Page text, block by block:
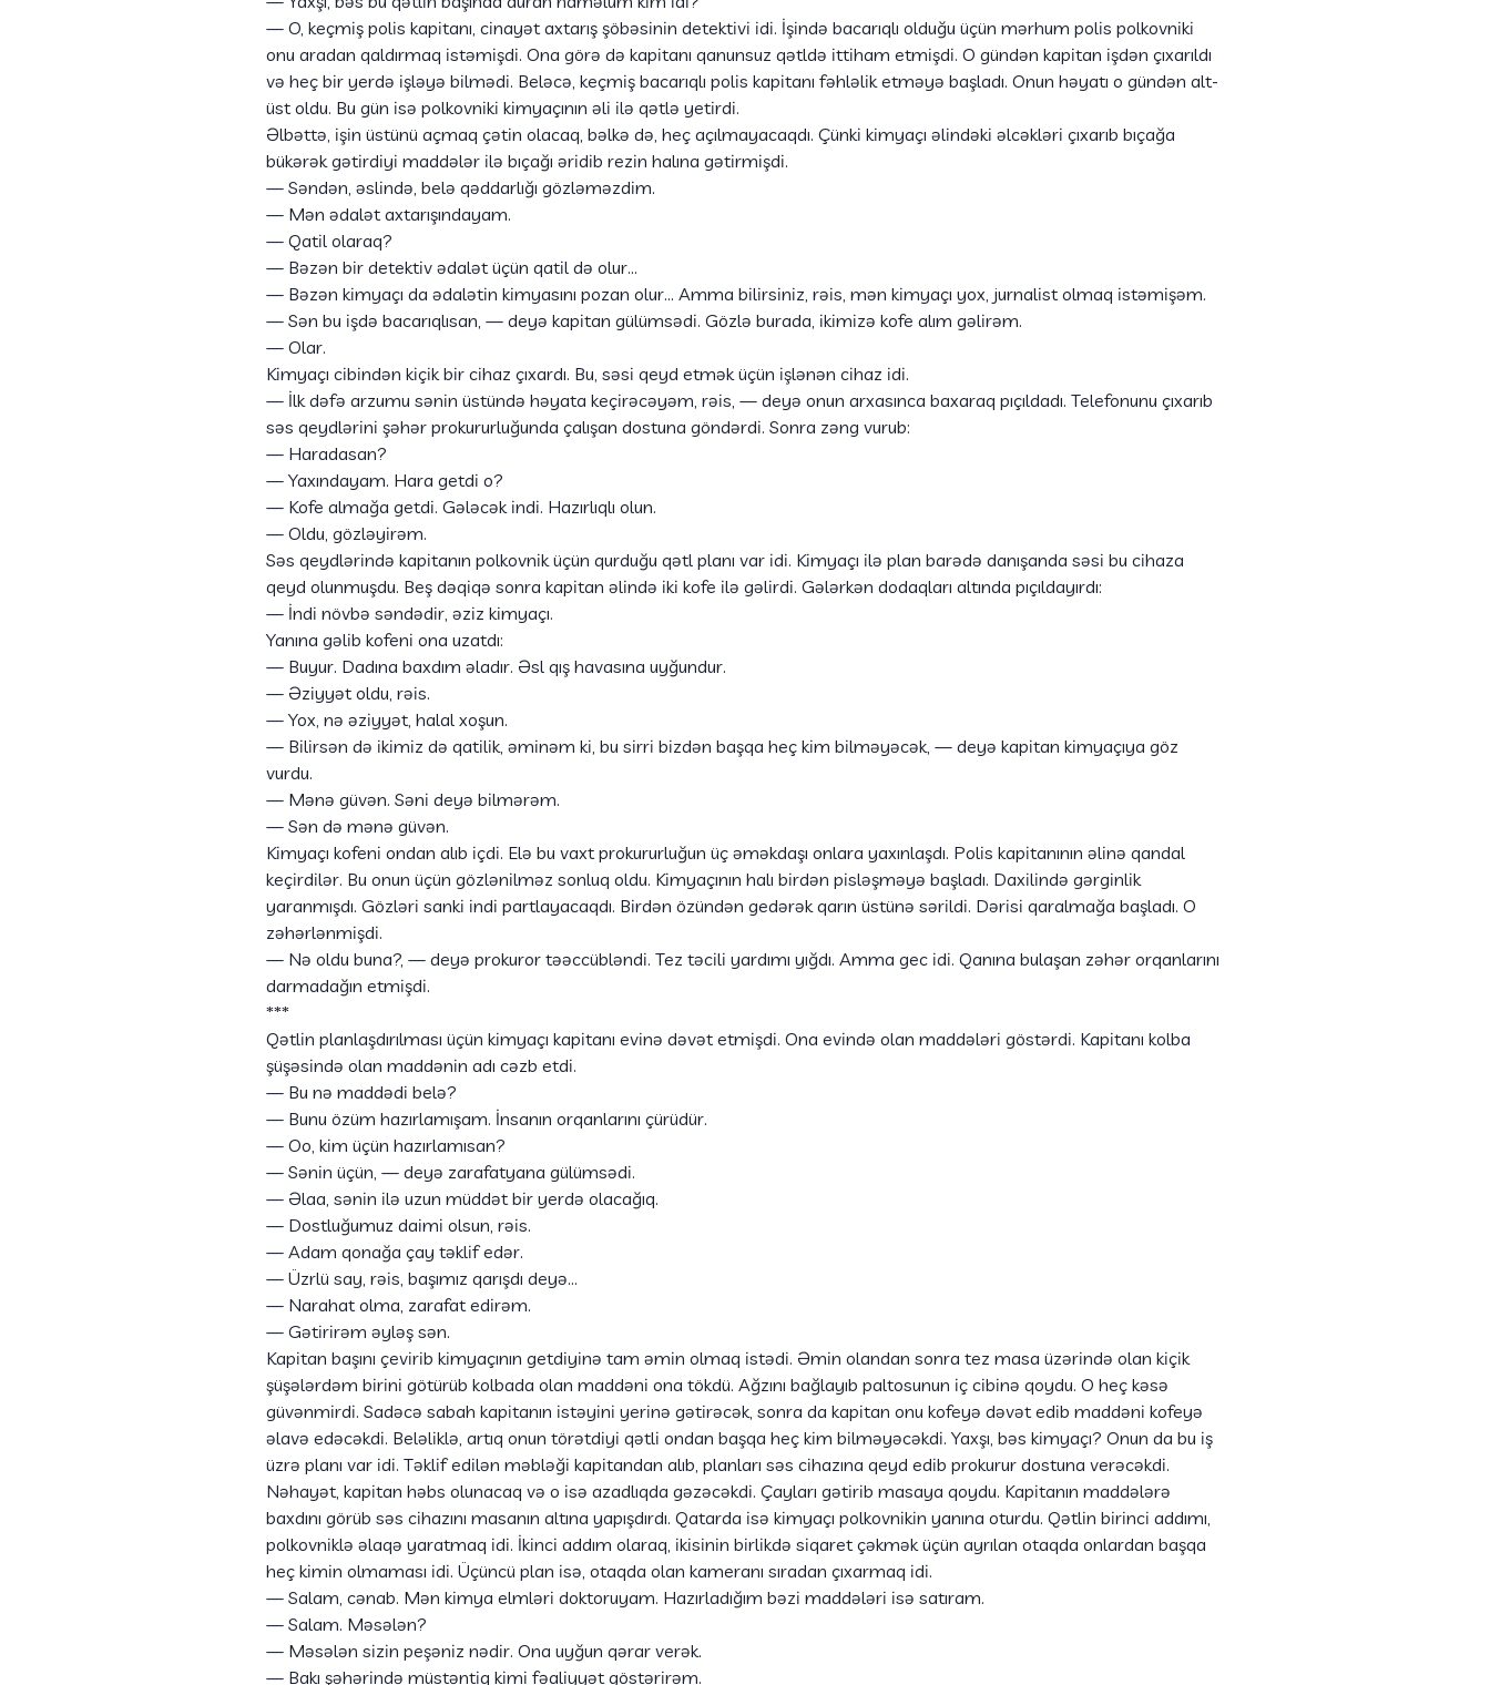
— O, keçmiş polis kapitanı, cinayət axtarış şöbəsinin detektivi idi. İşində bacarıqlı olduğu üçün mərhum polis polkovniki
onu aradan qaldırmaq istəmişdi. Ona görə də kapitanı qanunsuz qətldə ittiham etmişdi. O gündən kapitan işdən çıxarıldı
və heç bir yerdə işləyə bilmədi. Beləcə, keçmiş bacarıqlı polis kapitanı fəhləlik etməyə başladı. Onun həyatı o gündən alt-
üst oldu. Bu gün isə polkovniki kimyaçının əli ilə qətlə yetirdi.
Əlbəttə, işin üstünü açmaq çətin olacaq, bəlkə də, heç açılmayacaqdı. Çünki kimyaçı əlindəki əlcəkləri çıxarıb bıçağa
bükərək gətirdiyi maddələr ilə bıçağı əridib rezin halına gətirmişdi.
— Səndən, əslində, belə qəddarlığı gözləməzdim.
— Mən ədalət axtarışındayam.
— Qatil olaraq?
— Bəzən bir detektiv ədalət üçün qatil də olur…
— Bəzən kimyaçı da ədalətin kimyasını pozan olur… Amma bilirsiniz, rəis, mən kimyaçı yox, jurnalist olmaq istəmişəm.
— Sən bu işdə bacarıqlısan, — deyə kapitan gülümsədi. Gözlə burada, ikimizə kofe alım gəlirəm.
— Olar.
Kimyaçı cibindən kiçik bir cihaz çıxardı. Bu, səsi qeyd etmək üçün işlənən cihaz idi.
— İlk dəfə arzumu sənin üstündə həyata keçirəcəyəm, rəis, — deyə onun arxasınca baxaraq pıçıldadı. Telefonunu çıxarıb
səs qeydlərini şəhər prokururluğunda çalışan dostuna göndərdi. Sonra zəng vurub:
— Haradasan?
— Yaxındayam. Hara getdi o?
— Kofe almağa getdi. Gələcək indi. Hazırlıqlı olun.
— Oldu, gözləyirəm.
Səs qeydlərində kapitanın polkovnik üçün qurduğu qətl planı var idi. Kimyaçı ilə plan barədə danışanda səsi bu cihaza
qeyd olunmuşdu. Beş dəqiqə sonra kapitan əlində iki kofe ilə gəlirdi. Gələrkən dodaqları altında pıçıldayırdı:
— İndi növbə səndədir, əziz kimyaçı.
Yanına gəlib kofeni ona uzatdı:
— Buyur. Dadına baxdım əladır. Əsl qış havasına uyğundur.
— Əziyyət oldu, rəis.
— Yox, nə əziyyət, halal xoşun.
— Bilirsən də ikimiz də qatilik, əminəm ki, bu sirri bizdən başqa heç kim bilməyəcək, — deyə kapitan kimyaçıya göz
vurdu.
— Mənə güvən. Səni deyə bilmərəm.
— Sən də mənə güvən.
Kimyaçı kofeni ondan alıb içdi. Elə bu vaxt prokururluğun üç əməkdaşı onlara yaxınlaşdı. Polis kapitanının əlinə qandal
keçirdilər. Bu onun üçün gözlənilməz sonluq oldu. Kimyaçının halı birdən pisləşməyə başladı. Daxilində gərginlik
yaranmışdı. Gözləri sanki indi partlayacaqdı. Birdən özündən gedərək qarın üstünə sərildi. Dərisi qaralmağa başladı. O
zəhərlənmişdi.
— Nə oldu buna?, — deyə prokuror təəccübləndi. Tez təcili yardımı yığdı. Amma gec idi. Qanına bulaşan zəhər orqanlarını
darmadağın etmişdi.
***
Qətlin planlaşdırılması üçün kimyaçı kapitanı evinə dəvət etmişdi. Ona evində olan maddələri göstərdi. Kapitanı kolba
şüşəsində olan maddənin adı cəzb etdi.
— Bu nə maddədi belə?
— Bunu özüm hazırlamışam. İnsanın orqanlarını çürüdür.
— Oo, kim üçün hazırlamısan?
— Sənin üçün, — deyə zarafatyana gülümsədi.
— Əlaa, sənin ilə uzun müddət bir yerdə olacağıq.
— Dostluğumuz daimi olsun, rəis.
— Adam qonağa çay təklif edər.
— Üzrlü say, rəis, başımız qarışdı deyə…
— Narahat olma, zarafat edirəm.
— Gətirirəm əyləş sən.
Kapitan başını çevirib kimyaçının getdiyinə tam əmin olmaq istədi. Əmin olandan sonra tez masa üzərində olan kiçik
şüşələrdəm birini götürüb kolbada olan maddəni ona tökdü. Ağzını bağlayıb paltosunun iç cibinə qoydu. O heç kəsə
güvənmirdi. Sadəcə sabah kapitanın istəyini yerinə gətirəcək, sonra da kapitan onu kofeyə dəvət edib maddəni kofeyə
əlavə edəcəkdi. Beləliklə, artıq onun törətdiyi qətli ondan başqa heç kim bilməyəcəkdi. Yaxşı, bəs kimyaçı? Onun da bu iş
üzrə planı var idi. Təklif edilən məbləği kapitandan alıb, planları səs cihazına qeyd edib prokurur dostuna verəcəkdi.
Nəhayət, kapitan həbs olunacaq və o isə azadlıqda gəzəcəkdi. Çayları gətirib masaya qoydu. Kapitanın maddələrə
baxdını görüb səs cihazını masanın altına yapışdırdı. Qatarda isə kimyaçı polkovnikin yanına oturdu. Qətlin birinci addımı,
polkovniklə əlaqə yaratmaq idi. İkinci addım olaraq, ikisinin birlikdə siqaret çəkmək üçün ayrılan otaqda onlardan başqa
heç kimin olmaması idi. Üçüncü plan isə, otaqda olan kameranı sıradan çıxarmaq idi.
— Salam, cənab. Mən kimya elmləri doktoruyam. Hazırladığım bəzi maddələri isə satıram.
— Salam. Məsələn?
— Məsələn sizin peşəniz nədir. Ona uyğun qərar verək.
— Bakı şəhərində müstəntiq kimi fəaliyyət göstərirəm.